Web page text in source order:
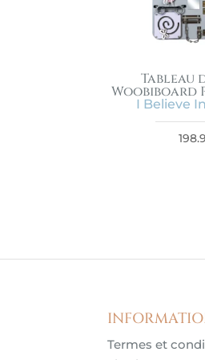
Tableau
Woobiboard
I Believe
Termes et